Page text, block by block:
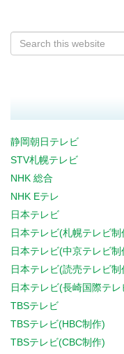
静岡朝日テレビ
STV札幌テレビ
NHK 総合
NHK Eテレ
日本テレビ
日本テレビ(札幌テレビ制
日本テレビ(中京テレビ制
日本テレビ(読売テレビ制
日本テレビ(長崎国際テレ
TBSテレビ
TBSテレビ(HBC制作)
TBSテレビ(CBC制作)